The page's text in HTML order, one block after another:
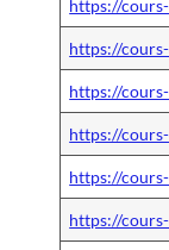
https://
https://
https://
https://
https://
https://